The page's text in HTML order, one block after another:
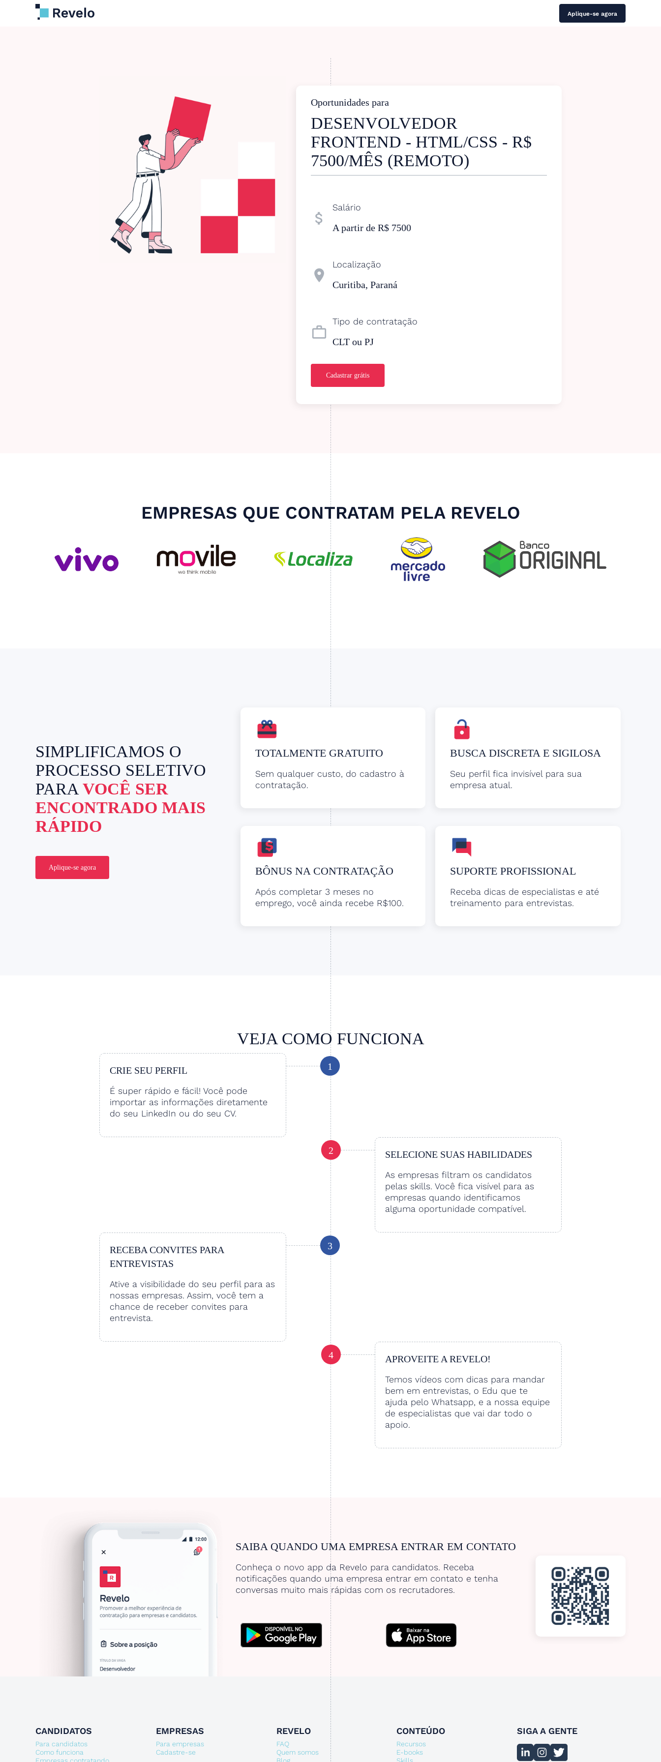
Aplique-se agora
Oportunidades para
DESENVOLVEDOR
FRONTEND - HTML/CSS - R$
7500/MÊS (REMOTO)
attach_money
Salário
A partir de R$ 7500
location_on
Localização
Curitiba, Paraná
work_outline
Tipo de contratação
CLT ou PJ
Cadastrar grátis
EMPRESAS QUE CONTRATAM PELA REVELO
SIMPLIFICAMOS O
PROCESSO SELETIVO
PARA VOCÊ SER
ENCONTRADO MAIS
RÁPIDO
Aplique-se agora
TOTALMENTE GRATUITO
Sem qualquer custo, do cadastro à
contratação.
BUSCA DISCRETA E SIGILOSA
Seu perfil fica invisível para sua
empresa atual.
BÔNUS NA CONTRATAÇÃO
Após completar 3 meses no
emprego, você ainda recebe R$100.
SUPORTE PROFISSIONAL
Receba dicas de especialistas e até
treinamento para entrevistas.
VEJA COMO FUNCIONA
1
CRIE SEU PERFIL
É super rápido e fácil! Você pode
importar as informações diretamente
do seu LinkedIn ou do seu CV.
2 SELECIONE SUAS HABILIDADES
As empresas filtram os candidatos
pelas skills. Você fica visível para as
empresas quando identificamos
alguma oportunidade compatível.
3
RECEBA CONVITES PARA
ENTREVISTAS
Ative a visibilidade do seu perfil para as
nossas empresas. Assim, você tem a
chance de receber convites para
entrevista.
4 APROVEITE A REVELO!
Temos vídeos com dicas para mandar
bem em entrevistas, o Edu que te
ajuda pelo Whatsapp, e a nossa equipe
de especialistas que vai dar todo o
apoio.
SAIBA QUANDO UMA EMPRESA ENTRAR EM CONTATO
Conheça o novo app da Revelo para candidatos. Receba
notificações quando uma empresa entrar em contato e tenha
conversas muito mais rápidas com os recrutadores.
CANDIDATOS
Para candidatos
Como funciona
Empresas contratando
EMPRESAS
Para empresas
Cadastre-se
REVELO
FAQ
Quem somos
Blog
CONTEÚDO
Recursos
E-books
Skills
SIGA A GENTE